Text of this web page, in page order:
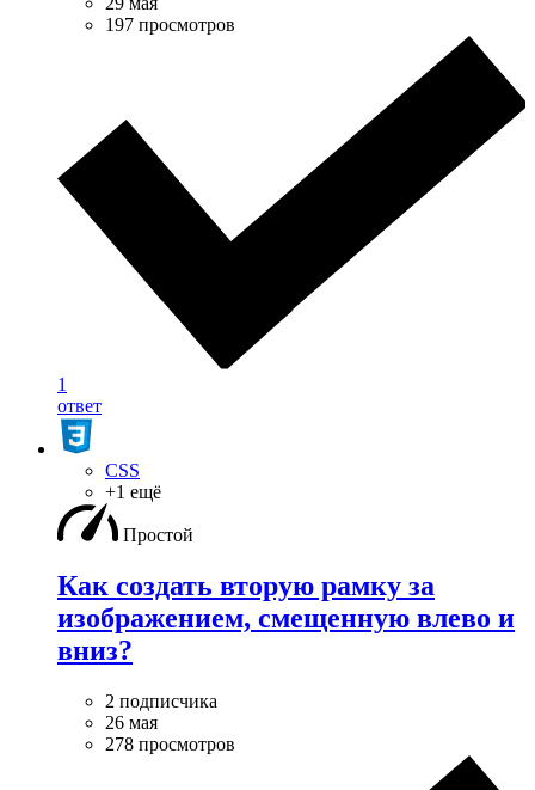
197 просмотров
1
ответ
CSS
+1 ещё
Простой
Как создать вторую рамку за
изображением, смещенную влево и
вниз?
2 подписчика
26 мая
278 просмотров